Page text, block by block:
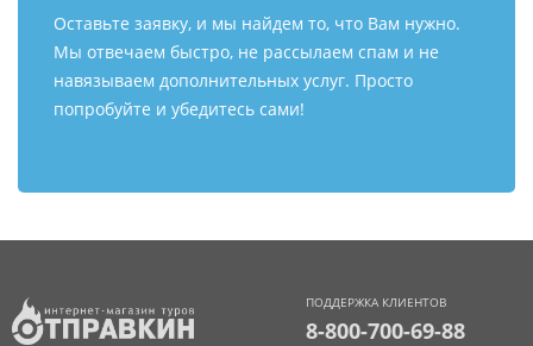
Оставьте заявку, и мы найдем то, что Вам нужно.
Мы отвечаем быстро, не рассылаем спам и не
навязываем дополнительных услуг. Просто
попробуйте и убедитесь сами!
ПОДДЕРЖКА КЛИЕНТОВ
8-800-700-69-88